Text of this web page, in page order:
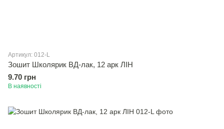
Артикул: 012-L
Зошит Школярик ВД-лак, 12 арк ЛІН
9.70 грн
В наявності